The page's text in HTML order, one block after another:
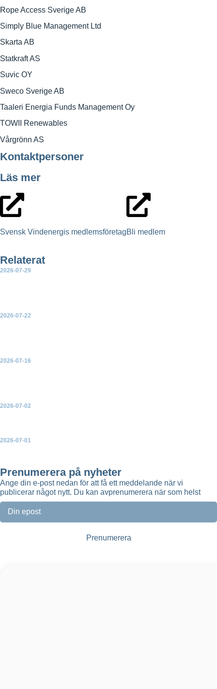
Rope Access Sverige AB
Simply Blue Management Ltd
Skarta AB
Statkraft AS
Suvic OY
Sweco Sverige AB
Taaleri Energia Funds Management Oy
TOWII Renewables
Vårgrönn AS
Kontaktpersoner
Läs mer
Svensk Vindenergis medlemsföretagBli medlem
Relaterat
2026-07-29
2026-07-22
2026-07-16
2026-07-02
2026-07-01
Prenumerera på nyheter
Ange din e-post nedan för att få ett meddelande när vi
publicerar något nytt. Du kan avprenumerera när som helst